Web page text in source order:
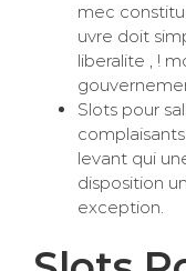
mec
uvre doit
liberalite , !
Slots pour
levant qui
disposition
exception.